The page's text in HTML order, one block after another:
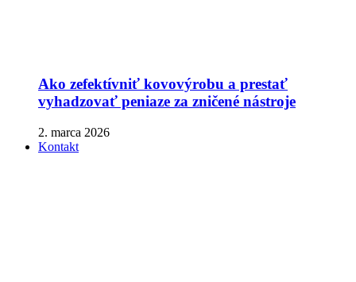
Ako zefektívniť kovovýrobu a prestať
vyhadzovať peniaze za zničené nástroje
2. marca 2026
Kontakt